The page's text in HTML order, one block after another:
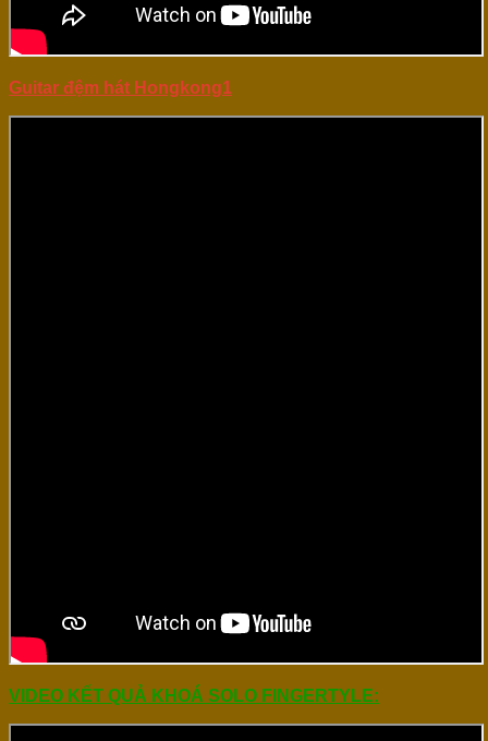
Guitar đệm hát Hongkong1
VIDEO KẾT QUẢ KHOÁ SOLO FINGERTYLE: